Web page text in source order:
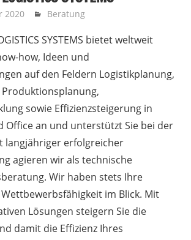
2020 Marko
Beratung
SYSTEMS bietet weltweit
how, Ideen und
auf den Feldern Logistikplanung,
sowie Effizienzsteigerung in
Office an und unterstützt Sie bei der
langjähriger erfolgreicher
agieren wir als technische
Wir haben stets Ihre
im Blick. Mit
Lösungen steigern Sie die
damit die Effizienz Ihres